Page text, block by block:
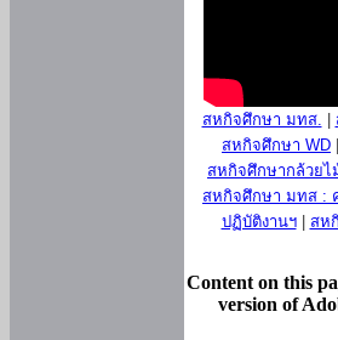
สหกิจศึกษา มทส.
สหกิจศึกษา WD
สหกิจศึกษากล้วยไ
สหกิจศึกษา มทส :
ปฏิบัติงานฯ| สห
Content on this
version of